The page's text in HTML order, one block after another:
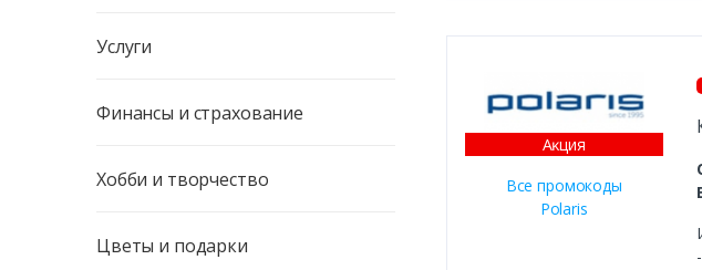
Услуги
Финансы и страхование
Хобби и творчество
Цветы и подарки
Аĸция
Все промокоды
Polaris